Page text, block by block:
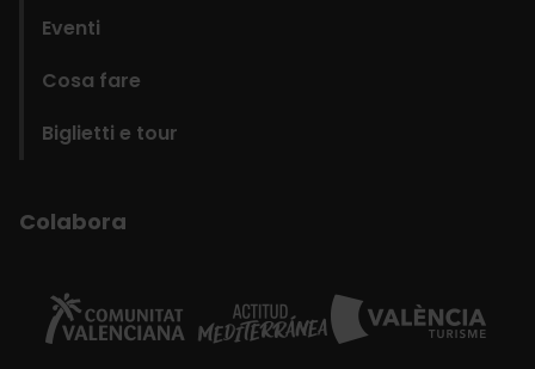
Eventi
Cosa fare
Biglietti e tour
Colabora